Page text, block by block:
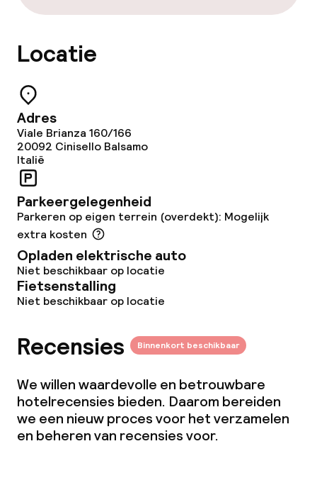
Zakelijke faciliteiten
Vergaderruimte
Beleid
Kleine huisdieren toegestaan (minder
Locatie
Adres
Viale Brianza 160/166
20092 Cinisello Balsamo
Italië
Parkeergelegenheid
Parkeren op eigen terrein (overdekt): Mogelijk
extra kosten
Opladen elektrische auto
Niet beschikbaar op locatie
Fietsenstalling
Niet beschikbaar op locatie
Recensies Binnenkort beschikbaar
We willen waardevolle en betrouwbare
hotelrecensies bieden. Daarom bereiden
we een nieuw proces voor het verzamelen
en beheren van recensies voor.